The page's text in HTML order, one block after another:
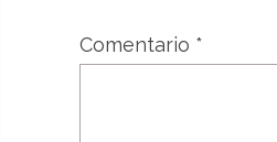
Comentario *